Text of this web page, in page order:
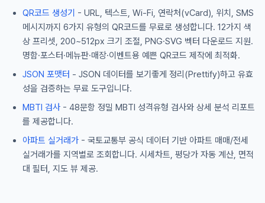
QR코드 생성기 - URL, 텍스트, Wi-Fi, 연락처(vCard), 위치, SMS
메시지까지 6가지 유형의 QR코드를 무료로 생성합니다. 12가지 색
상 프리셋, 200~512px 크기 조절, PNG·SVG 벡터 다운로드 지원.
명함·포스터·메뉴판·매장·이벤트용 예쁜 QR코드 제작에 최적화.
JSON 포맷터 - JSON 데이터를 보기좋게 정리(Prettify)하고 유효
성을 검증하는 무료 도구입니다.
MBTI 검사 - 48문항 정밀 MBTI 성격유형 검사와 상세 분석 리포트
를 제공합니다.
아파트 실거래가 - 국토교통부 공식 데이터 기반 아파트 매매/전세
실거래가를 지역별로 조회합니다. 시세차트, 평당가 자동 계산, 면적
대 필터, 지도 뷰 제공.